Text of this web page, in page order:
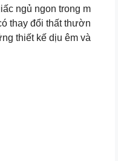
ngủ ngon trong m
thay đổi thất thườn
thiết kế dịu êm và